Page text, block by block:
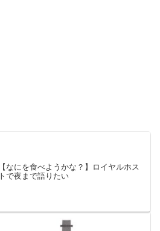
【なにを食べようかな？】ロイヤルホス
トで夜まで語りたい